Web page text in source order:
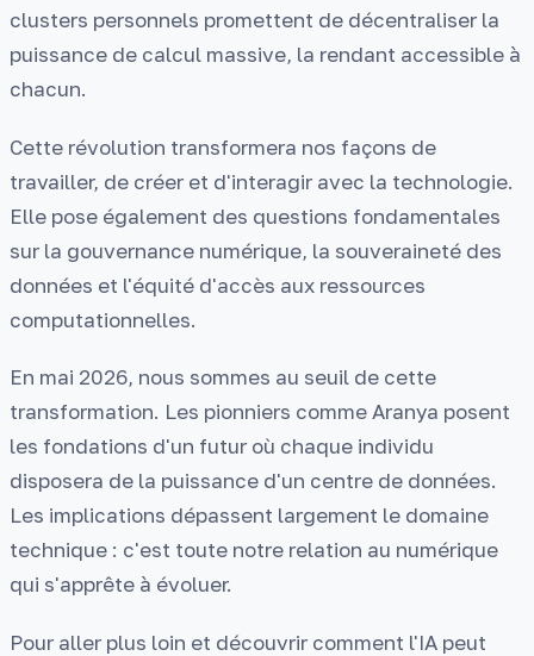
clusters personnels promettent de décentraliser la
puissance de calcul massive, la rendant accessible à
chacun.
Cette révolution transformera nos façons de
travailler, de créer et d'interagir avec la technologie.
Elle pose également des questions fondamentales
sur la gouvernance numérique, la souveraineté des
données et l'équité d'accès aux ressources
computationnelles.
En mai 2026, nous sommes au seuil de cette
transformation. Les pionniers comme Aranya posent
les fondations d'un futur où chaque individu
disposera de la puissance d'un centre de données.
Les implications dépassent largement le domaine
technique : c'est toute notre relation au numérique
qui s'apprête à évoluer.
Pour aller plus loin et découvrir comment l'IA peut